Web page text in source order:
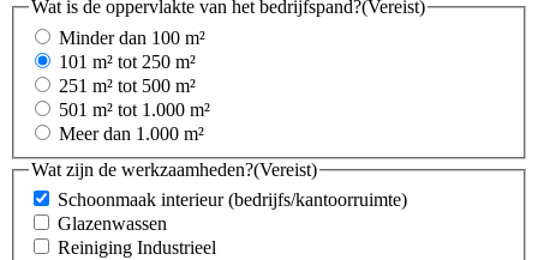
Wat is de oppervlakte van het bedrijfspand?(Vereist)
Minder dan 100 m²
101 m² tot 250 m²
251 m² tot 500 m²
501 m² tot 1.000 m²
Meer dan 1.000 m²
Wat zijn de werkzaamheden?(Vereist)
Schoonmaak interieur (bedrijfs/kantoorruimte)
Glazenwassen
Reiniging Industrieel